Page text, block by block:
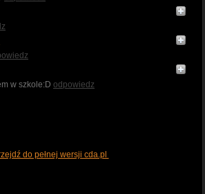
w szkole:D odpowiedz
do pełnej wersji cda.pl